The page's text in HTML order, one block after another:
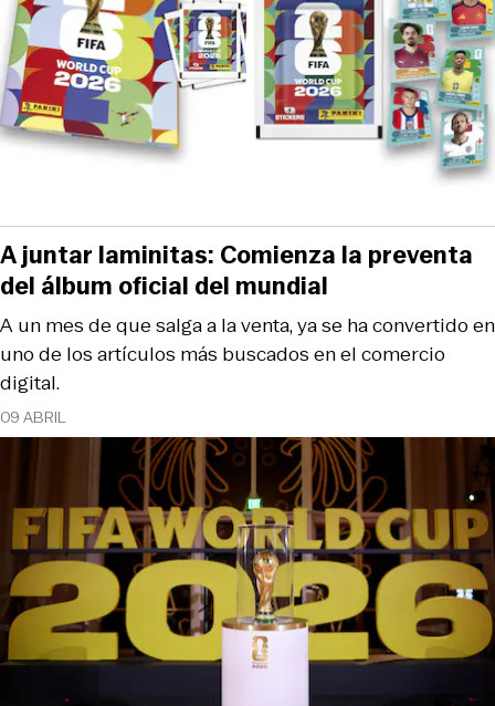
09 ABRIL
A un mes de que salga a la venta, ya se ha convertido en
uno de los artículos más buscados en el comercio
digital.
A juntar laminitas: Comienza la preventa
del álbum oficial del mundial